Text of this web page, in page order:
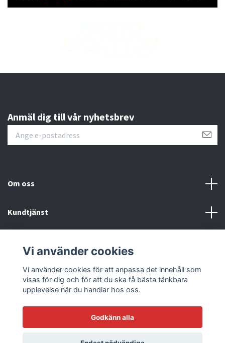
Anmäl dig till vår nyhetsbrev
Om oss
Kundtjänst
Sociala medier
© 2026 Racetrack by Bilmodecenter - EST 1979
Vi använder cookies
Vi använder cookies för att anpassa det innehåll som
visas för dig och för att du ska få bästa tänkbara
upplevelse när du handlar hos oss.
Godkänn alla